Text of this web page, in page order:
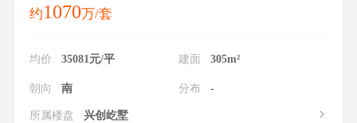
约1070万/套
均价 35081元/平 建面 305m²
朝向 南 分布 -
所属楼盘 兴创屹墅